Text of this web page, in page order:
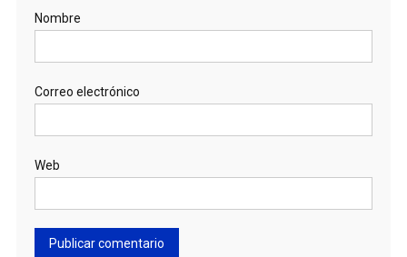
Nombre
Correo electrónico
Web